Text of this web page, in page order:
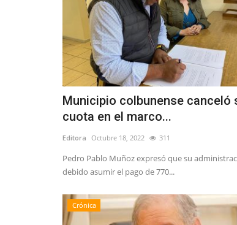
Municipio colbunense canceló
cuota en el marco...
Editora Octubre 18, 2022 311
Pedro Pablo Muñoz expresó que su
debido asumir el pago de 770...
Crónica
Crónica
Ciencia de segundo orden